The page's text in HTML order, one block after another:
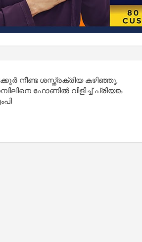
നീണ്ട ശസ്ത്രക്രിയ കഴിഞ്ഞു,
ഫോണിൽ വിളിച്ച് പ്രിയങ്ക